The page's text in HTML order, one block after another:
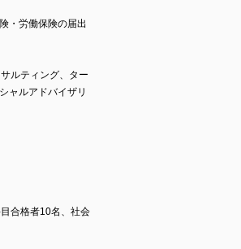
・労働保険の届出
ルティング、ター
ャルアドバイザリ
合格者10名、社会